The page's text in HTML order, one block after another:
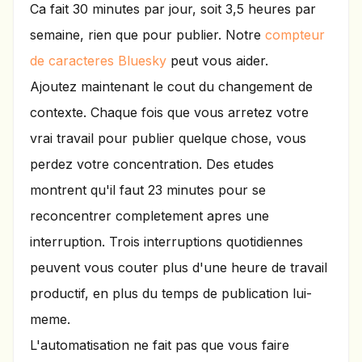
Ca fait 30 minutes par jour, soit 3,5 heures par
semaine, rien que pour publier. Notre compteur
de caracteres Bluesky peut vous aider.
Ajoutez maintenant le cout du changement de
contexte. Chaque fois que vous arretez votre
vrai travail pour publier quelque chose, vous
perdez votre concentration. Des etudes
montrent qu'il faut 23 minutes pour se
reconcentrer completement apres une
interruption. Trois interruptions quotidiennes
peuvent vous couter plus d'une heure de travail
productif, en plus du temps de publication lui-
meme.
L'automatisation ne fait pas que vous faire